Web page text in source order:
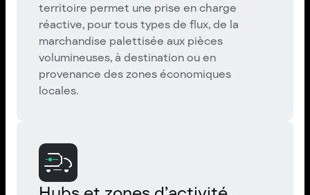
territoire permet une prise en charge
réactive, pour tous types de flux, de la
marchandise palettisée aux pièces
volumineuses, à destination ou en
provenance des zones économiques
locales.